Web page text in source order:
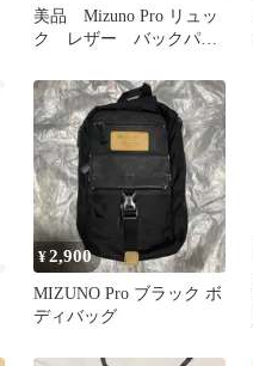
美品 Mizuno Pro リュッ
ク レザー バックパッ
¥2,900
MIZUNO Pro ブラック ボ
ディバッグ